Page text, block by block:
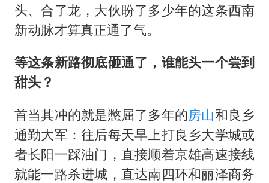
头、合了龙，大伙盼了多少年的这条西南
新动脉才算真正通了气。
等这条新路彻底砸通了，谁能头一个尝到
甜头？
首当其冲的就是憋屈了多年的房山和良乡
通勤大军：往后每天早上打良乡大学城或
者长阳一踩油门，直接顺着京雄高速接线
就能一路杀进城，直达南四环和丽泽商务